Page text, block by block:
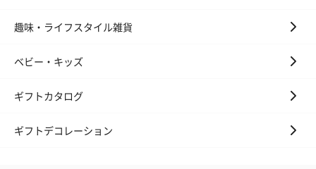
かき氷入浴剤4点セット
かき氷入浴剤4点セット
バスフラワー
ハンドタオル・ハンカチ
趣味・ライフスタイル雑貨
ベビー・キッズ
ギフトカタログ
ギフトデコレーション